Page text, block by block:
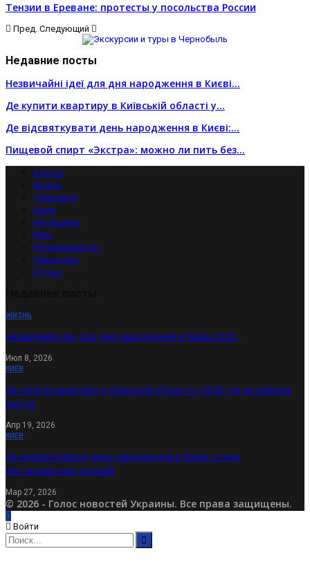
Тензии в Ереване: протесты у посольства России
Пред. Следующий
Недавние посты
Незвичайні ідеї для дня народження в Києві…
Де купити квартиру в Київській області у…
Де відсвяткувати день народження в Києві:…
Пищевой спирт «Экстра»: можно ли пить без…
Бизнес
Жизнь
Здоровье
Киев
Медицина
Мир
Недвижимость
Общество
Отдых
ЖИЗНЬ
Незвичайні ідеї для дня народження в Києві 2026
Июл 8, 2026
КИЕВ
Де купити квартиру в Київській області у 2026: гід по вибору
житла
Апр 19, 2026
КИЕВ
Де відсвяткувати день народження в Києві: огляд
нестандартних локацій
Мар 27, 2026
© 2026 - Голос новостей Украины. Все права защищены.
Войти